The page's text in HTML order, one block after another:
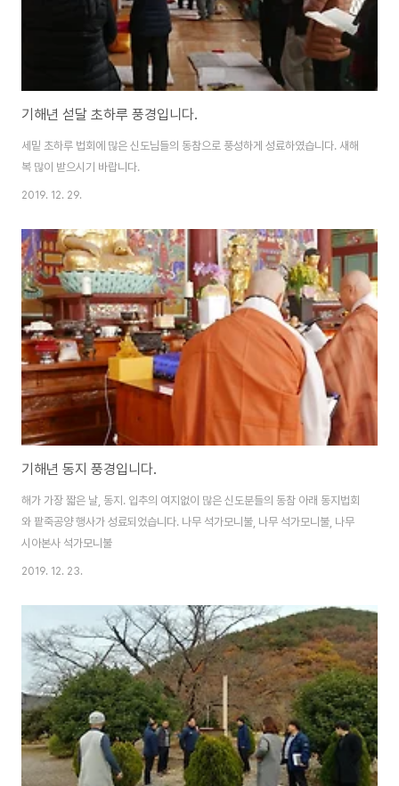
기해년 섣달 초하루 풍경입니다.
세밑 초하루 법회에 많은 신도님들의 동참으로 풍성하게 성료하였습니다. 새해
복 많이 받으시기 바랍니다.
2019. 12. 29.
기해년 동지 풍경입니다.
해가 가장 짧은 날, 동지. 입추의 여지없이 많은 신도분들의 동참 아래 동지법회
와 팥죽공양 행사가 성료되었습니다. 나무 석가모니불, 나무 석가모니불, 나무
시아본사 석가모니불
2019. 12. 23.